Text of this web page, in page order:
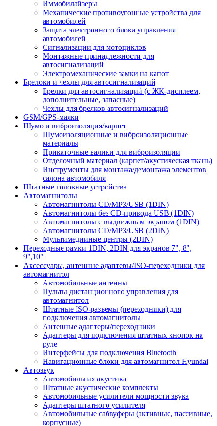
Иммобилайзеры
Механические противоугонные устройства для
автомобилей
Защита электронного блока управления
автомобилей
Сигнализации для мотоциклов
Монтажные принадлежности для
автосигнализаций
Электромеханические замки на капот
Брелоки и чехлы для автосигнализаций
Брелки для автосигнализаций (с ЖК-дисплеем,
дополнительные, запасные)
Чехлы для брелков автосигнализаций
GSM/GPS-маяки
Шумо и виброизоляция/карпет
Шумоизоляционные и виброизоляционные
материалы
Прикаточные валики для виброизоляции
Отделочный материал (карпет/акустическая ткань)
Инструменты для монтажа/демонтажа элементов
салона автомобиля
Штатные головные устройства
Автомагнитолы
Автомагнитолы CD/MP3/USB (1DIN)
Автомагнитолы без CD-привода USB (1DIN)
Автомагнитолы с выдвижным экраном (1DIN)
Автомагнитолы CD/MP3/USB (2DIN)
Мультимедийные центры (2DIN)
Переходные рамки 1DIN, 2DIN для экранов 7", 8",
9",10"
Аксессуары, антенные адаптеры/ISO-переходники для
автомагнитол
Автомобильные антенны
Пульты дистанционного управления для
автомагнитол
Штатные ISO-разъемы (переходники) для
подключения автомагнитолы
Антенные адаптеры/переходники
Адаптеры для подключения штатных кнопок на
руле
Интерфейсы для подключения Bluetooth
Навигационные блоки для автомагнитол Hyundai
Автозвук
Автомобильная акустика
Штатные акустические комплекты
Автомобильные усилители мощности звука
Адаптеры штатного усилителя
Автомобильные сабвуферы (активные, пассивные,
корпусные)